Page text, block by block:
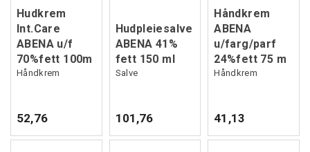
Hudkrem
Int.Care
ABENA u/f
70%fett 100m
Håndkrem
52,76
Hudpleiesalve
ABENA 41%
fett 150 ml
Salve
101,76
Håndkrem
ABENA
u/farg/parf
24%fett 75 m
Håndkrem
41,13